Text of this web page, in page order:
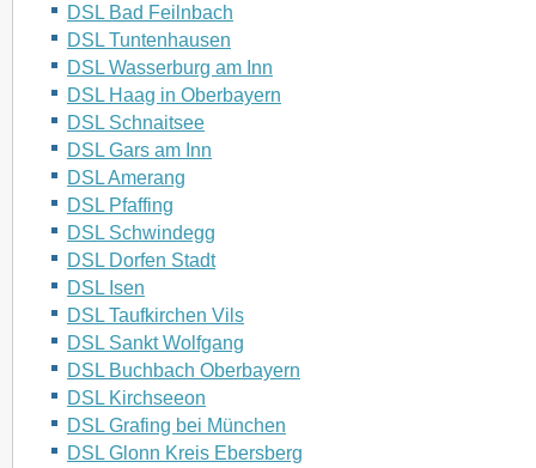
DSL Bad Feilnbach
DSL Tuntenhausen
DSL Wasserburg am Inn
DSL Haag in Oberbayern
DSL Schnaitsee
DSL Gars am Inn
DSL Amerang
DSL Pfaffing
DSL Schwindegg
DSL Dorfen Stadt
DSL Isen
DSL Taufkirchen Vils
DSL Sankt Wolfgang
DSL Buchbach Oberbayern
DSL Kirchseeon
DSL Grafing bei München
DSL Glonn Kreis Ebersberg